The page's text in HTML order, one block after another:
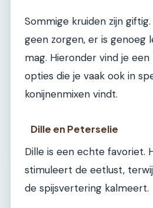
Sommige kruiden zijn
geen zorgen, er is genoeg
mag. Hieronder vind je
opties die je vaak ook in
konijnenmixen vindt.
Dille en Peterselie
Dille is een echte favoriet.
stimuleert de eetlust,
de spijsvertering kalmeert.